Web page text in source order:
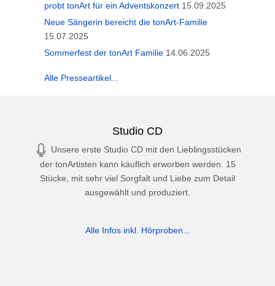
probt tonArt für ein Adventskonzert 15.09.2025
Neue Sängerin bereicht die tonArt-Familie
15.07.2025
Sommerfest der tonArt Familie 14.06.2025
Alle Presseartikel...
Studio CD
Unsere erste Studio CD mit den Lieblingsstücken
der tonArtisten kann käuflich erworben werden. 15
Stücke, mit sehr viel Sorgfalt und Liebe zum Detail
ausgewählt und produziert.
Alle Infos inkl. Hörproben...